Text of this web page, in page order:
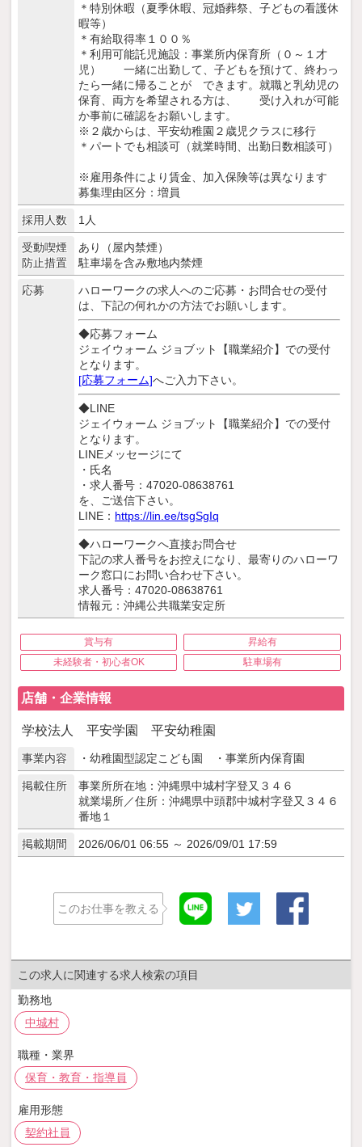
＊特別休暇（夏季休暇、冠婚葬祭、子どもの看護休
暇等）
＊有給取得率１００％
＊利用可能託児施設：事業所内保育所（０～１才
児） 一緒に出勤して、子どもを預けて、終わっ
たら一緒に帰ることが できます。就職と乳幼児の
保育、両方を希望される方は、 受け入れが可能
か事前に確認をお願いします。
※２歳からは、平安幼稚園２歳児クラスに移行
＊パートでも相談可（就業時間、出勤日数相談可）
※雇用条件により賃金、加入保険等は異なります
募集理由区分：増員
採用人数 1人
受動喫煙
防止措置
あり（屋内禁煙）
駐車場を含み敷地内禁煙
応募
ハローワークの求人へのご応募・お問合せの受付
は、下記の何れかの方法でお願いします。
◆応募フォーム
ジェイウォーム ジョブット【職業紹介】での受付
となります。
[応募フォーム]へご入力下さい。
◆LINE
ジェイウォーム ジョブット【職業紹介】での受付
となります。
LINEメッセージにて
・氏名
・求人番号：47020-08638761
を、ご送信下さい。
LINE： https://lin.ee/tsgSgIq
◆ハローワークへ直接お問合せ
下記の求人番号をお控えになり、最寄りのハローワ
ーク窓口にお問い合わせ下さい。
求人番号：47020-08638761
情報元：沖縄公共職業安定所
賞与有
昇給有
未経験者・初心者OK
駐車場有
店舗・企業情報
学校法人 平安学園 平安幼稚園
事業内容 ・幼稚園型認定こども園 ・事業所内保育園
掲載住所
事業所所在地：沖縄県中城村字登又３４６
就業場所／住所：沖縄県中頭郡中城村字登又３４６
番地１
掲載期間 2026/06/01 06:55 ～ 2026/09/01 17:59
このお仕事を教える
この求人に関連する求人検索の項目
勤務地
中城村
職種・業界
保育・教育・指導員
雇用形態
契約社員